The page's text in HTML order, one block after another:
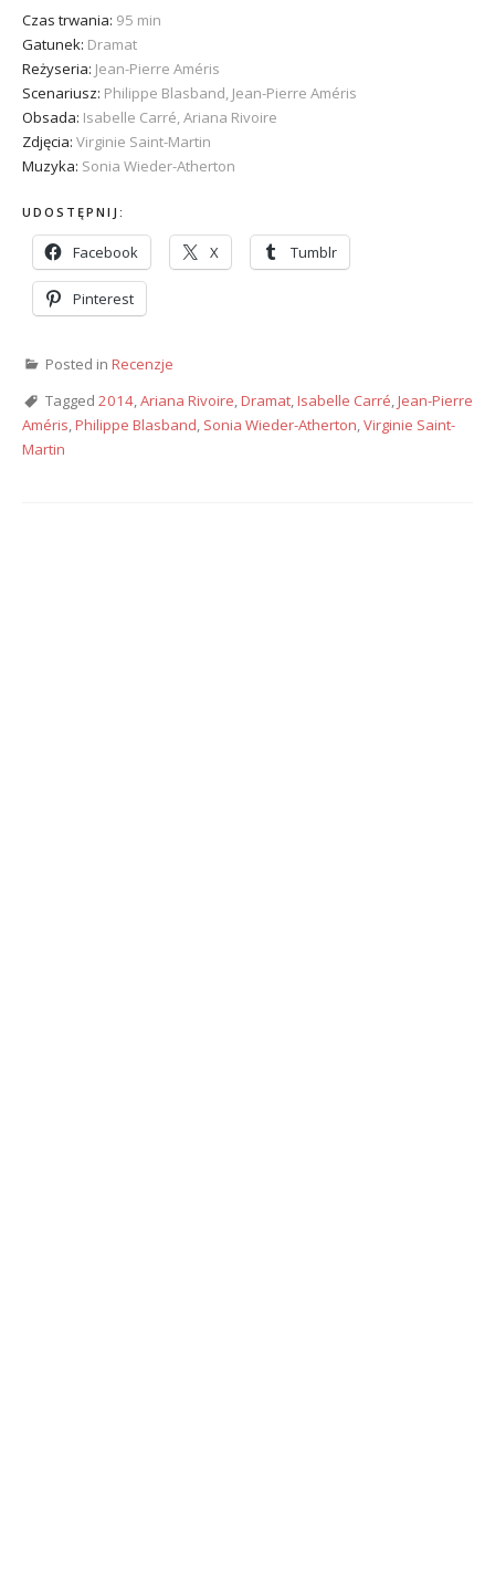
Czas trwania: 95 min
Gatunek: Dramat
Reżyseria: Jean-Pierre Améris
Scenariusz: Philippe Blasband, Jean-Pierre Améris
Obsada: Isabelle Carré, Ariana Rivoire
Zdjęcia: Virginie Saint-Martin
Muzyka: Sonia Wieder-Atherton
UDOSTĘPNIJ:
Facebook X Tumblr
Pinterest
Posted in Recenzje
Tagged 2014,Ariana Rivoire,Dramat,Isabelle Carré,Jean-Pierre
Améris,Philippe Blasband, Sonia Wieder-Atherton,Virginie Saint-
Martin